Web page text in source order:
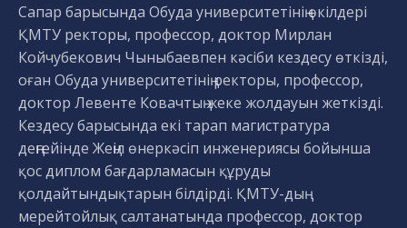
Сапар барысында Обуда университетінің өкілдері
ҚМТУ ректоры, профессор, доктор Мирлан
Койчубекович Чыныбаевпен кәсіби кездесу өткізді,
оған Обуда университетінің ректоры, профессор,
доктор Левенте Ковачтың жеке жолдауын жеткізді.
Кездесу барысында екі тарап магистратура
деңгейінде Жеңіл өнеркәсіп инженериясы бойынша
қос диплом бағдарламасын құруды
қолдайтындықтарын білдірді. ҚМТУ-дың
мерейтойлық салтанатында профессор, доктор